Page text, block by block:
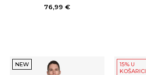
76,99 €
NEW
15% U
KOŠARICI